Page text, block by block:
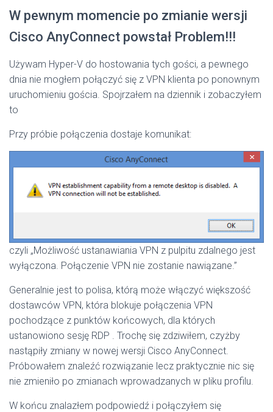
W pewnym momencie po zmianie wersji
Cisco AnyConnect powstał Problem!!!
Używam Hyper-V do hostowania tych gości, a pewnego
dnia nie mogłem połączyć się z VPN klienta po ponownym
uruchomieniu gościa. Spojrzałem na dziennik i zobaczyłem
to
Przy próbie połączenia dostaje komunikat:
czyli „Możliwość ustanawiania VPN z pulpitu zdalnego jest
wyłączona. Połączenie VPN nie zostanie nawiązane.”
Generalnie jest to polisa, którą może włączyć większość
dostawców VPN, która blokuje połączenia VPN
pochodzące z punktów końcowych, dla których
ustanowiono sesję RDP . Trochę się zdziwiłem, czyżby
nastąpiły zmiany w nowej wersji Cisco AnyConnect.
Próbowałem znaleźć rozwiązanie lecz praktycznie nic się
nie zmieniło po zmianach wprowadzanych w pliku profilu.
W końcu znalazłem podpowiedź i połączyłem się